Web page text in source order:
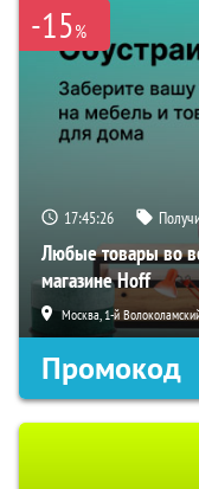
-15%
17:45:25
Любые товары во
магазине Hoff
Москва, 1-й
Промокод